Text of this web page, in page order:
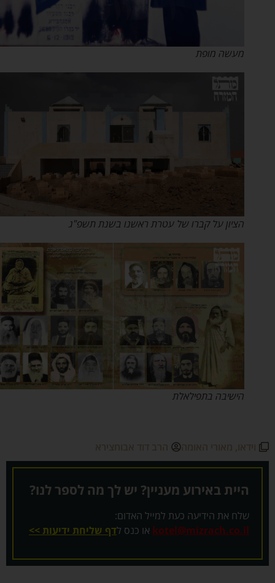
מעשה מופת
הציון על קברו של עטרת ראשנו בשנת תשפ"ג
הישיבה בתפילאלת
וידאו הרב דוד אבוחצירא
היית באירוע מעניין? יש לך מה לספר לנו?
שלח את הידיעה כעת למייל האדום:
kotel@mizrach.co.ilאו כנס לדף שליחת ידיעות >>